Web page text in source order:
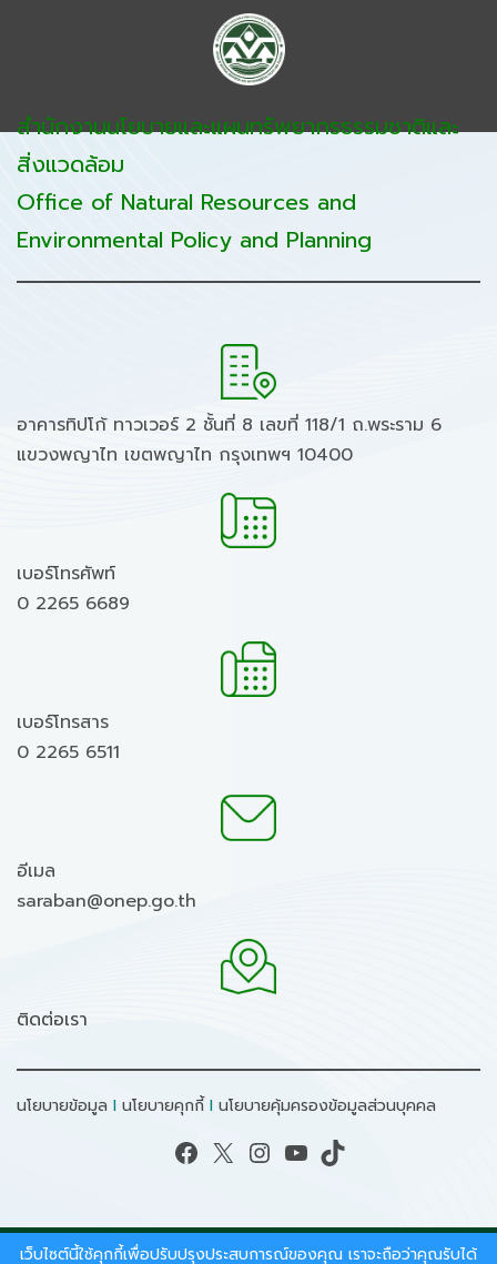
สำนักงานนโยบายและแผนทรัพยากรธรรมชาติและ
สิ่งแวดล้อม
Office of Natural Resources and
Environmental Policy and Planning
อาคารทิปโก้ ทาวเวอร์ 2 ชั้นที่ 8 เลขที่ 118/1 ถ.พระราม 6
แขวงพญาไท เขตพญาไท กรุงเทพฯ 10400
เบอร์โทรศัพท์
0 2265 6689
เบอร์โทรสาร
0 2265 6511
อีเมล
saraban@onep.go.th
ติดต่อเรา
นโยบายข้อมูล I นโยบายคุกกี้ I นโยบายคุ้มครองข้อมูลส่วนบุคคล
Facebook X Instagram YouTube TikTok
เว็บไซต์นี้ใช้คุกกี้เพื่อปรับปรุงประสบการณ์ของคุณ เราจะถือว่าคุณรับได้